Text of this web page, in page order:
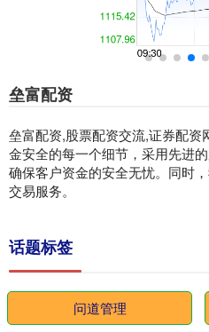
垒富配资
垒富配资,股票配资交流,证券配资
金安全的每一个细节，采用先进
确保客户资金的安全无忧。同时
交易服务。
话题标签
问道管理